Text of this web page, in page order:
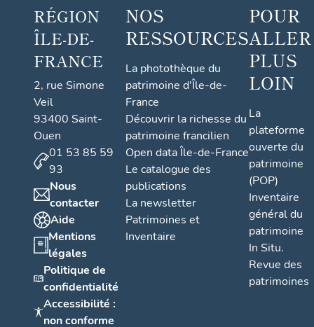
RÉGION
ÎLE-DE-
FRANCE
2, rue Simone
Veil
93400 Saint-
Ouen
01 53 85 59
93
Nous
contacter
Aide
Mentions
légales
Politique de
confidentialité
Accessibilité :
non conforme
NOS
RESSOURCES
La photothèque du
patrimoine d'Île-de-
France
Découvrir la richesse du
patrimoine francilien
Open data Île-de-France
Le catalogue des
publications
La newsletter
Patrimoines et
Inventaire
POUR
ALLER
PLUS
LOIN
La
plateforme
ouverte du
patrimoine
(POP)
Inventaire
général du
patrimoine
In Situ.
Revue des
patrimoines